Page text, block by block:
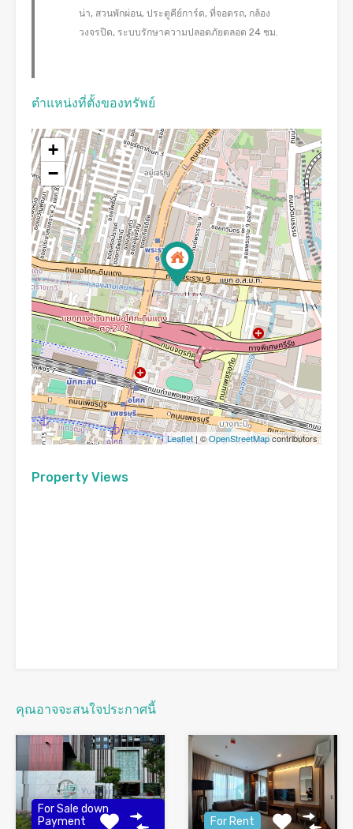
น่า, สวนพักผ่อน, ประตูคีย์การ์ด, ที่จอดรถ, กล้อง
วงจรปิด, ระบบรักษาความปลอดภัยตลอด 24 ชม.
ตำแหน่งที่ตั้งของทรัพย์
+
−
Leaflet | ©OpenStreetMapcontributors
Property Views
คุณอาจจะสนใจประกาศนี้
For Sale down
Payment
For Rent